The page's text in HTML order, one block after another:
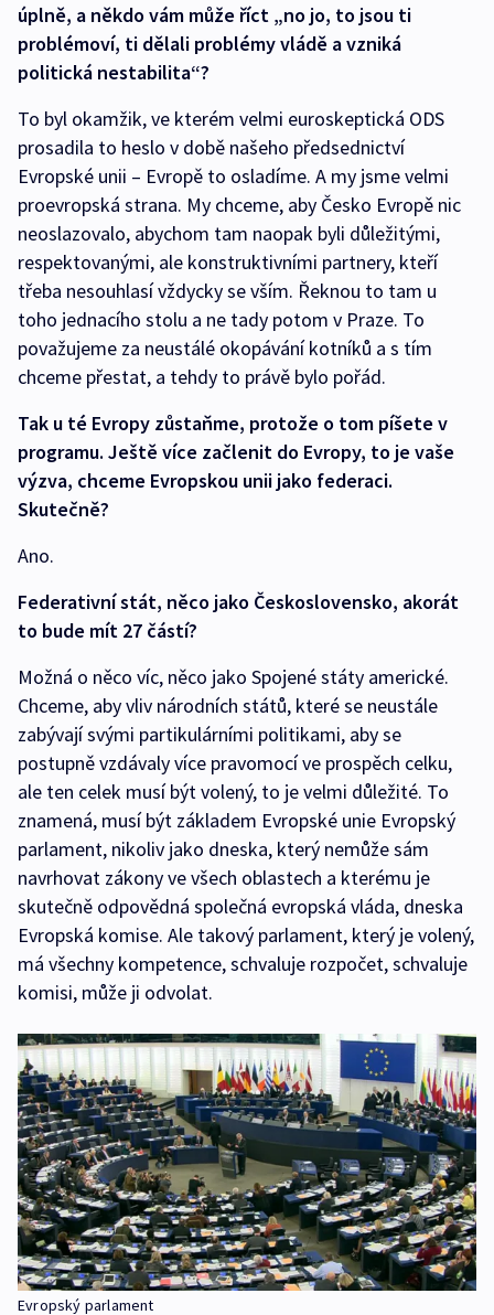
úplně, a někdo vám může říct „no jo, to jsou ti
problémoví, ti dělali problémy vládě a vzniká
politická nestabilita“?
To byl okamžik, ve kterém velmi euroskeptická ODS
prosadila to heslo v době našeho předsednictví
Evropské unii – Evropě to osladíme. A my jsme velmi
proevropská strana. My chceme, aby Česko Evropě nic
neoslazovalo, abychom tam naopak byli důležitými,
respektovanými, ale konstruktivními partnery, kteří
třeba nesouhlasí vždycky se vším. Řeknou to tam u
toho jednacího stolu a ne tady potom v Praze. To
považujeme za neustálé okopávání kotníků a s tím
chceme přestat, a tehdy to právě bylo pořád.
Tak u té Evropy zůstaňme, protože o tom píšete v
programu. Ještě více začlenit do Evropy, to je vaše
výzva, chceme Evropskou unii jako federaci.
Skutečně?
Ano.
Federativní stát, něco jako Československo, akorát
to bude mít 27 částí?
Možná o něco víc, něco jako Spojené státy americké.
Chceme, aby vliv národních států, které se neustále
zabývají svými partikulárními politikami, aby se
postupně vzdávaly více pravomocí ve prospěch celku,
ale ten celek musí být volený, to je velmi důležité. To
znamená, musí být základem Evropské unie Evropský
parlament, nikoliv jako dneska, který nemůže sám
navrhovat zákony ve všech oblastech a kterému je
skutečně odpovědná společná evropská vláda, dneska
Evropská komise. Ale takový parlament, který je volený,
má všechny kompetence, schvaluje rozpočet, schvaluje
komisi, může ji odvolat.
Evropský parlament